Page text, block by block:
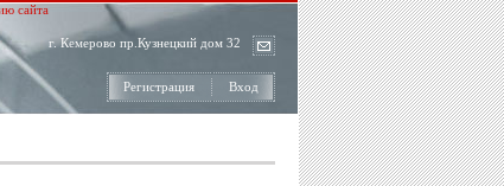
сайта
г. Кемерово пр.Кузнецкий дом 32
Регистрация Вход